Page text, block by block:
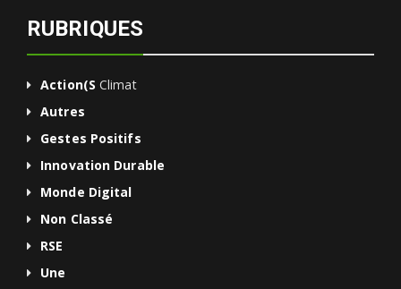
RUBRIQUES
Action(s Climat
Autres
Gestes Positifs
Innovation Durable
Monde Digital
Non Classé
RSE
Une